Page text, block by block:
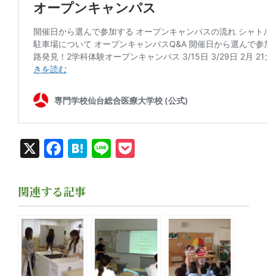
X Facebook
Hatena
Line
関連する記事